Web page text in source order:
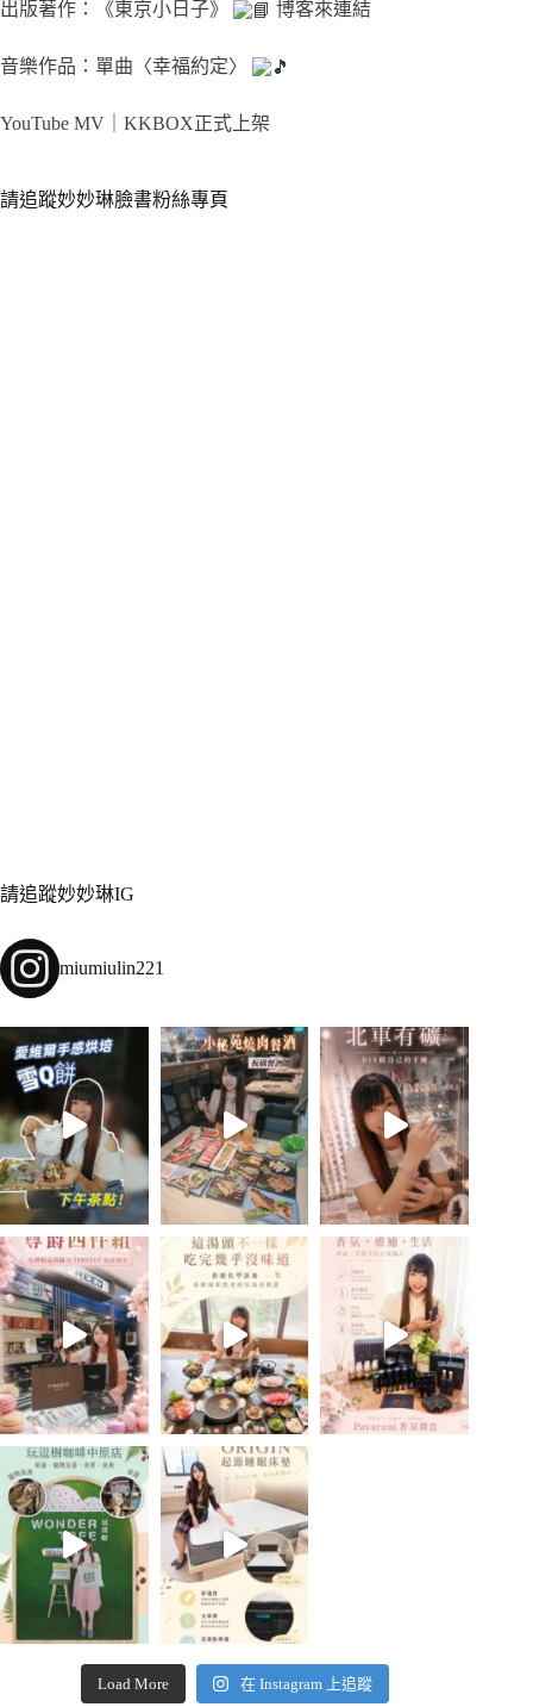
出版著作：《東京小日子》 博客來連結
音樂作品：單曲〈幸福約定〉
YouTube MV｜ KKBOX正式上架
請追蹤妙妙琳臉書粉絲專頁
請追蹤妙妙琳IG
miumiulin221
Load More 在 Instagram 上追蹤